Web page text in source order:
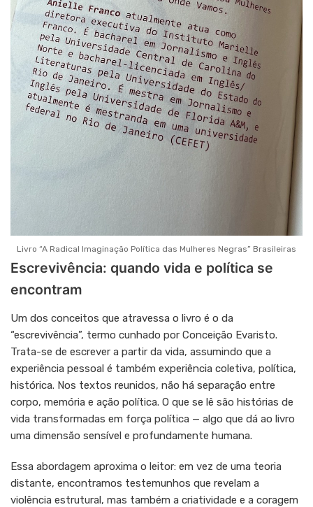
Livro “A Radical Imaginação Política das Mulheres Negras” Brasileiras
Escrevivência: quando vida e política se
encontram
Um dos conceitos que atravessa o livro é o da
“escrevivência”, termo cunhado por Conceição Evaristo.
Trata-se de escrever a partir da vida, assumindo que a
experiência pessoal é também experiência coletiva, política,
histórica. Nos textos reunidos, não há separação entre
corpo, memória e ação política. O que se lê são histórias de
vida transformadas em força política — algo que dá ao livro
uma dimensão sensível e profundamente humana.
Essa abordagem aproxima o leitor: em vez de uma teoria
distante, encontramos testemunhos que revelam a
violência estrutural, mas também a criatividade e a coragem